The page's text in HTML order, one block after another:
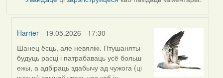
Harrier - 19.05.2026 - 17:30
In
reply
to
Шанец ёсць, але невялікі. Птушаняты
будуць расці і патрабаваць усё больш
ежы, а адбіраць здабычу ад чужога (ці